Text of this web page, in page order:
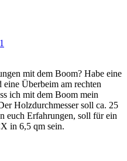
mit dem Boom? Habe eine
Überbeim am rechten
ich mit dem Boom mein
Holzdurchmesser soll ca. 25
euch Erfahrungen, soll für ein
in 6,5 qm sein.